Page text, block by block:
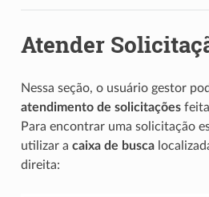
Atender
Nessa seção, o usuário gestor
atendimento de solicitações
Para encontrar uma solicitação
utilizar a caixa de busca
direita: